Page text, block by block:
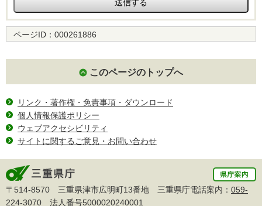
ページID： 000261886
このページのトップへ
リンク・著作権・免責事項・ダウンロード
個人情報保護ポリシー
ウェブアクセシビリティ
サイトに関するご意見・お問い合わせ
〒514-8570 三重県津市広明町13番地 三重県庁電話案内： 059-
224-3070 法人番号5000020240001